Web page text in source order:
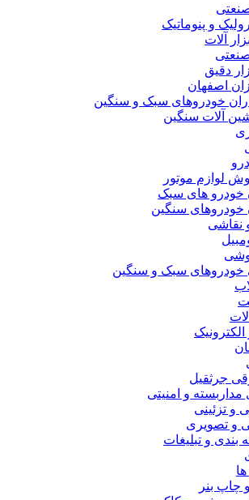
صنعتی
و پنوماتیک
آلات
دقیق
اصفهان
خودروهای سبک و سنگین
آلات سنگین
لوازم موتور
خودرو های سبک
خودروهای سنگین
نقاشی
خودروهای سبک و سنگین
جرثقیل
مداربسته و امنیتی
و تزئینی
و تصویری
بندی و تبلیغات
چاپ بنر